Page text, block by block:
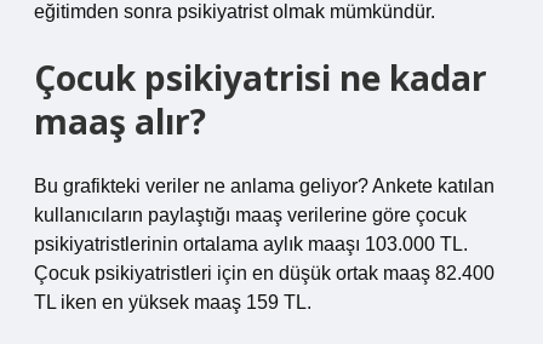
eğitimden sonra psikiyatrist olmak mümkündür.
Çocuk psikiyatrisi ne kadar
maaş alır?
Bu grafikteki veriler ne anlama geliyor? Ankete katılan
kullanıcıların paylaştığı maaş verilerine göre çocuk
psikiyatristlerinin ortalama aylık maaşı 103.000 TL.
Çocuk psikiyatristleri için en düşük ortak maaş 82.400
TL iken en yüksek maaş 159 TL.